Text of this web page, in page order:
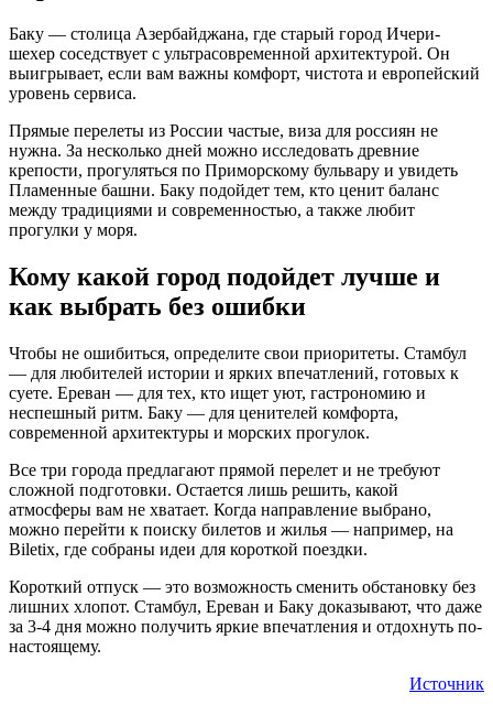
Баку — столица Азербайджана, где старый город Ичери-
шехер соседствует с ультрасовременной архитектурой. Он
выигрывает, если вам важны комфорт, чистота и европейский
уровень сервиса.
Прямые перелеты из России частые, виза для россиян не
нужна. За несколько дней можно исследовать древние
крепости, прогуляться по Приморскому бульвару и увидеть
Пламенные башни. Баку подойдет тем, кто ценит баланс
между традициями и современностью, а также любит
прогулки у моря.
Кому какой город подойдет лучше и
как выбрать без ошибки
Чтобы не ошибиться, определите свои приоритеты. Стамбул
— для любителей истории и ярких впечатлений, готовых к
суете. Ереван — для тех, кто ищет уют, гастрономию и
неспешный ритм. Баку — для ценителей комфорта,
современной архитектуры и морских прогулок.
Все три города предлагают прямой перелет и не требуют
сложной подготовки. Остается лишь решить, какой
атмосферы вам не хватает. Когда направление выбрано,
можно перейти к поиску билетов и жилья — например, на
Biletix, где собраны идеи для короткой поездки.
Короткий отпуск — это возможность сменить обстановку без
лишних хлопот. Стамбул, Ереван и Баку доказывают, что даже
за 3-4 дня можно получить яркие впечатления и отдохнуть по-
настоящему.
Источник